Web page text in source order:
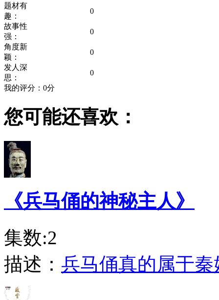
题材有
趣：
0
故事性
强：
0
角度新
颖：
0
发人深
思：
0
我的评分： 0分
您可能还喜欢：
《兵马俑的神秘主人》
集数:2
描述： 兵马俑真的属于秦